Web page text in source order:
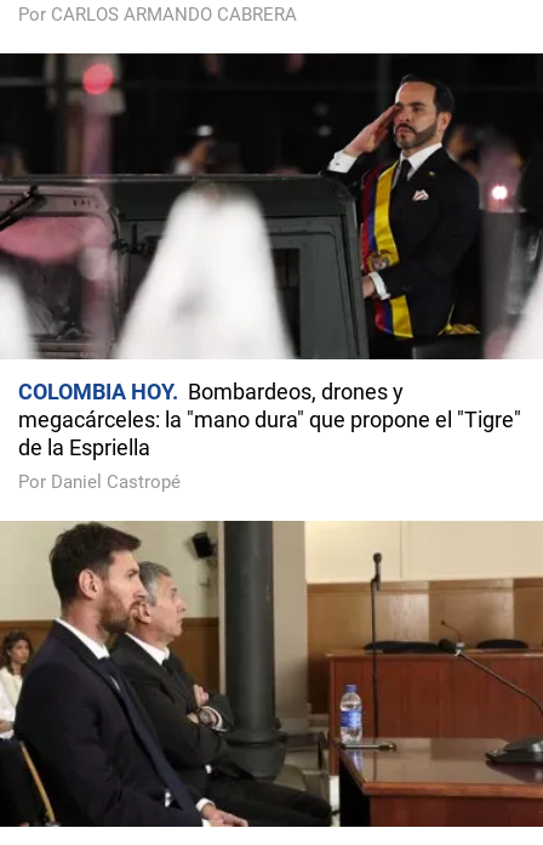
Por CARLOS ARMANDO CABRERA
COLOMBIA HOY
Bombardeos, drones y
megacárceles: la "mano dura" que propone el "Tigre"
de la Espriella
Por Daniel Castropé